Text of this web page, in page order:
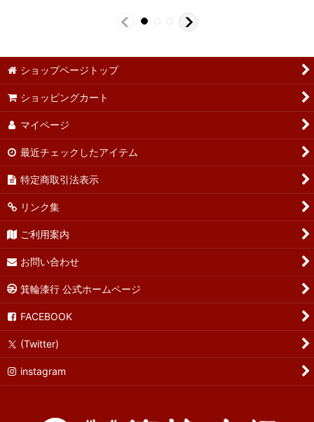
ショップページトップ
ショッピングカート
マイページ
最近チェックしたアイテム
特定商取引法表示
リンク集
ご利用案内
お問い合わせ
箕輪漆行 公式ホームページ
FACEBOOK
(Twitter)
instagram